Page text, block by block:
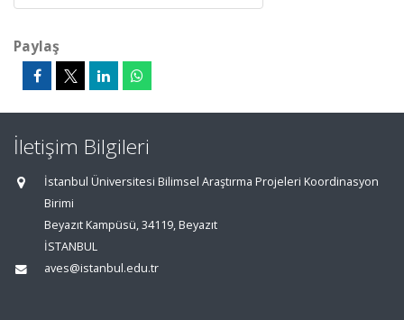
Paylaş
İletişim Bilgileri
İstanbul Üniversitesi Bilimsel Araştırma Projeleri Koordinasyon
Birimi
Beyazıt Kampüsü, 34119, Beyazıt
İSTANBUL
aves@istanbul.edu.tr